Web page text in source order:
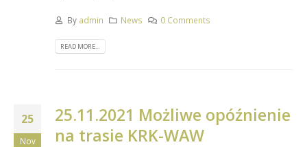
By admin News 0 Comments
READ MORE...
25
Nov
25.11.2021 Możliwe opóźnienie
na trasie KRK-WAW